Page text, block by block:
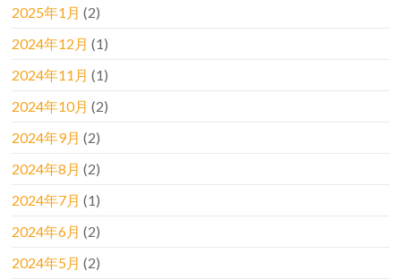
2025年1月 (2)
2024年12月 (1)
2024年11月 (1)
2024年10月 (2)
2024年9月 (2)
2024年8月 (2)
2024年7月 (1)
2024年6月 (2)
2024年5月 (2)